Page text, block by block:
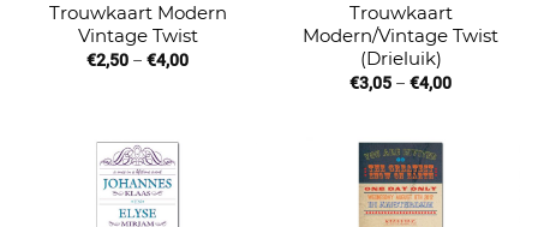
Trouwkaart Modern
Vintage Twist
€2,50 – €4,00
Trouwkaart
Modern/Vintage Twist
(Drieluik)
€3,05 – €4,00